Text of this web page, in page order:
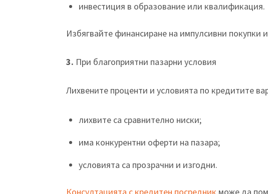
инвестиция в образование или квалификация.
Избягвайте финансиране на импулсивни покупки
3. При благоприятни пазарни условия
Лихвените проценти и условията по кредитите
лихвите са сравнително ниски;
има конкурентни оферти на пазара;
условията са прозрачни и изгодни.